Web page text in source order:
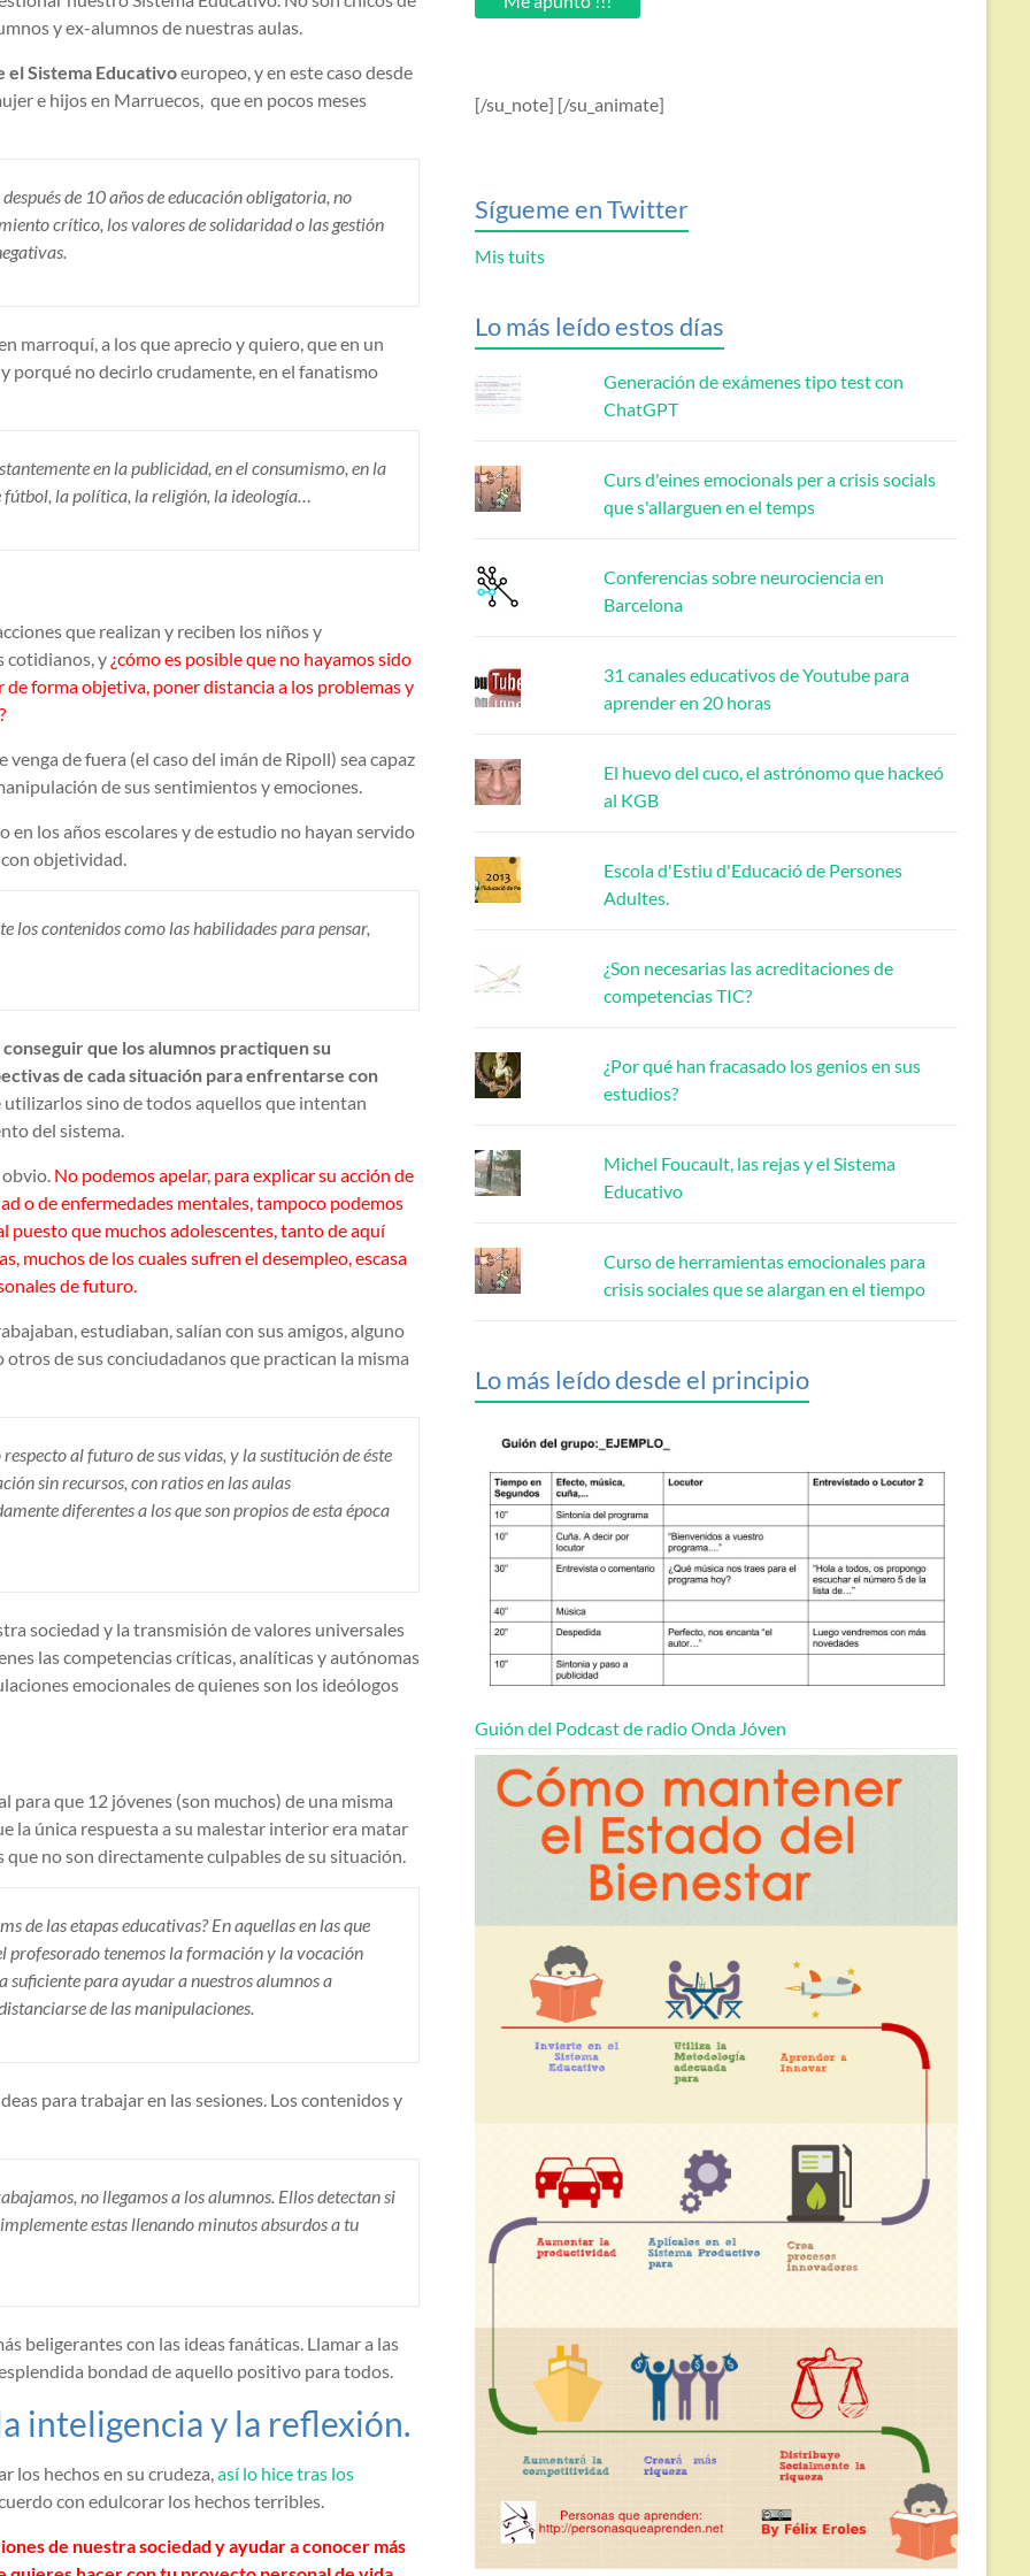
y ex-alumnos de nuestras aulas.
el Sistema Educativoeuropeo, y en este caso desde
e hijos en Marruecos, que en pocos meses
de 10 años de educación obligatoria, no
crítico, los valores de solidaridad o las gestión
marroquí, a los que aprecio y quiero, que en un
porqué no decirlo crudamente, en el fanatismo
en la publicidad, en el consumismo, en la
fútbol, la política, la religión, la ideología…
que realizan y reciben los niños y
cotidianos, y ¿cómo es posible que no hayamos sido
de forma objetiva, poner distancia a los problemas y
de fuera (el caso del imán de Ripoll) sea capaz
de sus sentimientos y emociones.
los años escolares y de estudio no hayan servido
objetividad.
los contenidos como las habilidades para pensar,
que los alumnos practiquen su
de cada situación para enfrentarse con
utilizarlos sino de todos aquellos que intentan
del sistema.
No podemos apelar, para explicar su acción de
o de enfermedades mentales, tampoco podemos
puesto que muchos adolescentes, tanto de aquí
muchos de los cuales sufren el desempleo, escasa
de futuro.
estudiaban, salían con sus amigos, alguno
de sus conciudadanos que practican la misma
al futuro de sus vidas, y la sustitución de éste
sin recursos, con ratios en las aulas
diferentes a los que son propios de esta época
sociedad y la transmisión de valores universales
las competencias críticas, analíticas y autónomas
emocionales de quienes son los ideólogos
para que 12 jóvenes (son muchos) de una misma
la única respuesta a su malestar interior era matar
no son directamente culpables de su situación.
de las etapas educativas? En aquellas en las que
profesorado tenemos la formación y la vocación
para ayudar a nuestros alumnos a
de las manipulaciones.
para trabajar en las sesiones. Los contenidos y
no llegamos a los alumnos. Ellos detectan si
estas llenando minutos absurdos a tu
beligerantes con las ideas fanáticas. Llamar a las
bondad de aquello positivo para todos.
inteligencia y la reflexión.
los hechos en su crudeza,así lo hice tras los
con edulcorar los hechos terribles.
de nuestra sociedad y ayudar a conocer más
[/su_note] [/su_animate]
Sígueme en Twitter
Mis tuits
Lo más leído estos días
Generación de exámenes tipo test con
ChatGPT
Curs d'eines emocionals per a crisis socials
que s'allarguen en el temps
Conferencias sobre neurociencia en
Barcelona
31 canales educativos de Youtube para
aprender en 20 horas
El huevo del cuco, el astrónomo que hackeó
al KGB
Escola d'Estiu d'Educació de Persones
Adultes.
¿Son necesarias las acreditaciones de
competencias TIC?
¿Por qué han fracasado los genios en sus
estudios?
Michel Foucault, las rejas y el Sistema
Educativo
Curso de herramientas emocionales para
crisis sociales que se alargan en el tiempo
Lo más leído desde el principio
Guión del Podcast de radio Onda Jóven